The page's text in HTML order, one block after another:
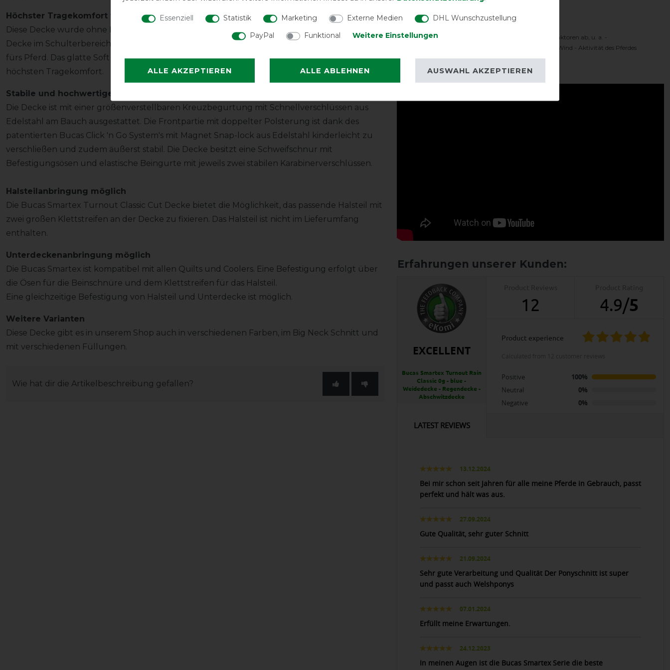
Höchster Tragekomfort für Wohlbefinden
Diese Decke wurde ohne Rückennaht gefertigt. Durch die integrierte doppelte Falte ist die
Decke im Schulterbereich sehr bequem geschnitten und bietet den nötigen Freiraum
fürs Pferd. Das glatte Soft Nylon Innenfutter im Brustbereich scheuert nicht und sorgt für
höchsten Tragekomfort.
Stabile und hochwertige Befestigung
Die Decke ist mit einer größenverstellbaren Kreuzbegurtung mit Schnellverschlüssen aus
Edelstahl am Bauch ausgestattet. Die Frontpartie mit doppelter Polsterung ist dank des
patentierten Bucas Click 'n Go System's mit Magnet Snap-lock aus Edelstahl kinderleicht zu
verschließen und zudem äußerst stabil. Die Decke besitzt eine Schweifschnur mit
Befestigungsösen und elastische Beingurte mit jeweils zwei stabilen Karabinerverschlüssen.
Halsteilanbringung möglich
Die Bucas Smartex Turnout Classic Cut Decke bietet die Möglichkeit, das passende Halsteil mit
zwei großen Klettstreifen an der Decke zu fixieren. Das Halsteil ist nicht im Lieferumfang
enthalten.
Unterdeckenanbringung möglich
Die Bucas Smartex ist kompatibel mit allen Quilts und Coolers. Eine Befestigung erfolgt über
die Ösen für die Beinschnüre und dem Klettstreifen für das Halsteil.
Eine gleichzeitige Befestigung von Halsteil und Unterdecke ist möglich.
Weitere Varianten
Diese Decke gibt es in unserem Shop auch in verschiedenen Farben, im Big Neck Schnitt und
mit verschiedenen Füllungen.
Wie hat dir die Artikelbeschreibung gefallen?
Komfortbereich
*Der tatsächliche Temperaturbereich hängt von vielen Faktoren ab, u. a. -
geschoren/ungeschoren - Sonnenschein - Feuchtigkeit - Wind - Aktivität des Pferdes
Produktvideo:
EXCELLENT
Bucas Smartex Turnout Rain
Classic 0g - blue -
Weidedecke - Regendecke -
Abschwitzdecke
12 4.9/5
product experience
Positive
100%
Neutral
0%
Negative
0%
LATEST REVIEWS
13.12.2024
Bei mir schon seit Jahren für alle meine Pferde in Gebrauch, passt
perfekt und hält was aus.
27.09.2024
Gute Qualität, sehr guter Schnitt
21.09.2024
Sehr gute Verarbeitung und Qualität Der Ponyschnitt ist super
und passt auch Welshponys
07.01.2024
Erfüllt meine Erwartungen.
24.12.2023
In meinen Augen ist die Bucas Smartex Serie die beste
Essenziell Statistik Marketing Externe Medien
DHL Wunschzustellung
PayPal
Funktional Weitere Einstellungen
ALLE AKZEPTIEREN ALLE ABLEHNEN AUSWAHL AKZEPTIEREN